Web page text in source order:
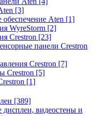
[3]
Aten [1]
WyreStorm [2]
Crestron [23]
панели Crestron
Crestron [7]
Crestron [5]
[1]
[389]
видеостены и